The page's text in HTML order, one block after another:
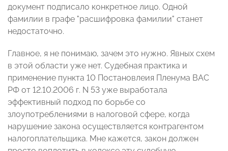
документ подписало конкретное лицо. Одной
фамилии в графе "расшифровка фамилии" станет
недостаточно.
Главное, я не понимаю, зачем это нужно. Явных схем
в этой области уже нет. Судебная практика и
применение пункта 10 Постановлеия Пленума ВАС
РФ от 12.10.2006 г. N 53 уже выработала
эффективный подход по борьбе со
злоупотреблениями в налоговой сфере, когда
нарушение закона осуществляется контрагентом
налогоплательщика. Мне кажется, закон должен